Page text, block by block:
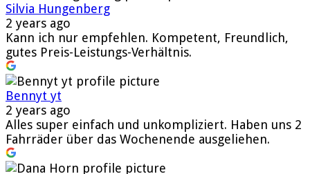
Silvia Hungenberg
2 years ago
Kann ich nur empfehlen. Kompetent, Freundlich,
gutes Preis-Leistungs-Verhältnis.
Bennyt yt
2 years ago
Alles super einfach und unkompliziert. Haben uns 2
Fahrräder über das Wochenende ausgeliehen.